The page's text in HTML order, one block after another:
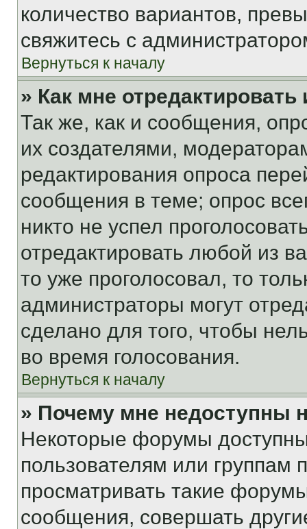
количество вариантов,
свяжитесь с
Вернуться к началу
» Как мне
Так же, как и сообщения,
их создателями,
редактирования опроса
сообщения в теме; опрос
никто не успел
отредактировать любой из
то уже проголосовал, то
администраторы могут
сделано для того, чтобы
во время голосования.
Вернуться к началу
» Почему мне недоступны
Некоторые форумы
пользователям или группам
просматривать такие
сообщения, совершать